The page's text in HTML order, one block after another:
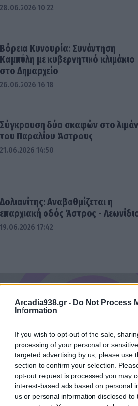
Arcadia938.gr - Do Not Process
Information
If you wish to opt-out of the sale,
processing of your personal or
targeted advertising by us, please use
section to confirm your selection.
opt-out request is processed you may
interest-based ads based on personal
us or personal information disclosed to
28.06.2026 10:22
Βόρεια Κυνουρία: Συνάντηση
Καμπύλη με κυβερνητικό κλιμάκιο
στο Δημαρχείο
26.06.2026 16:18
Σύγκρουση δύο σκαφών στο
του Παραλίου Άστρους
21.06.2026 14:50
Δολιανίτης: Αναβαθμίζεται η
επαρχιακή οδός Άστρος -
19.06.2026 17:42
Ξεκινούν τα δρομολόγια για